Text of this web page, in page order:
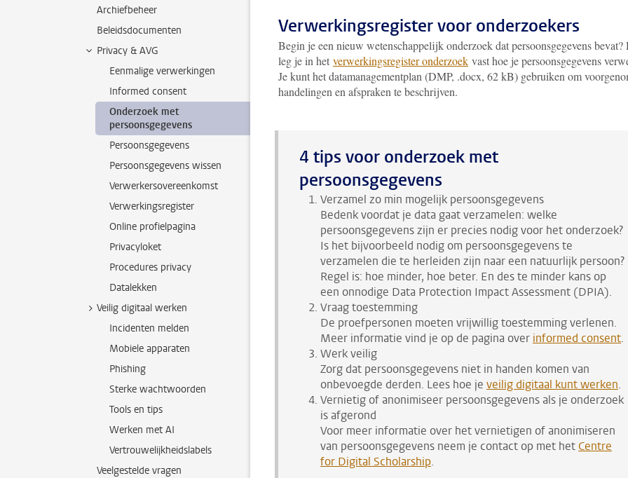
Archiefbeheer
Beleidsdocumenten
Privacy & AVG
Eenmalige verwerkingen
Informed consent
Onderzoek met
persoonsgegevens
Persoonsgegevens
Persoonsgegevens wissen
Verwerkersovereenkomst
Verwerkingsregister
Online profielpagina
Privacyloket
Procedures privacy
Datalekken
Veilig digitaal werken
Incidenten melden
Mobiele apparaten
Phishing
Sterke wachtwoorden
Tools en tips
Werken met AI
Vertrouwelijkheidslabels
Veelgestelde vragen
Verwerkingsregister voor onderzoekers
Begin je een nieuw wetenschappelijk onderzoek dat persoonsgegevens bevat?
leg je in het verwerkingsregister onderzoek vast hoe je persoonsgegevens
Je kunt het datamanagementplan (DMP, .docx, 62 kB) gebruiken om
handelingen en afspraken te beschrijven.
4 tips voor onderzoek met
persoonsgegevens
Verzamel zo min mogelijk persoonsgegevens
Bedenk voordat je data gaat verzamelen: welke
persoonsgegevens zijn er precies nodig voor het onderzoek?
Is het bijvoorbeeld nodig om persoonsgegevens te
verzamelen die te herleiden zijn naar een natuurlijk persoon?
Regel is: hoe minder, hoe beter. En des te minder kans op
een onnodige Data Protection Impact Assessment (DPIA).
Vraag toestemming
De proefpersonen moeten vrijwillig toestemming verlenen.
Meer informatie vind je op de pagina over informed consent.
Werk veilig
Zorg dat persoonsgegevens niet in handen komen van
onbevoegde derden. Lees hoe je veilig digitaal kunt werken.
Vernietig of anonimiseer persoonsgegevens als je onderzoek
is afgerond
Voor meer informatie over het vernietigen of anonimiseren
van persoonsgegevens neem je contact op met het Centre
for Digital Scholarship.